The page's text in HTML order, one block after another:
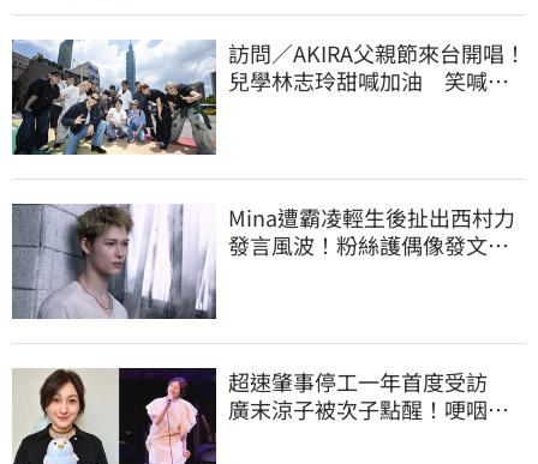
訪問／AKIRA父親節來台開唱！
兒學林志玲甜喊加油 笑喊：
Mina遭霸凌輕生後扯出西村力
發言風波！粉絲護偶像發文：
超速肇事停工一年首度受訪
廣末涼子被次子點醒！哽咽吐